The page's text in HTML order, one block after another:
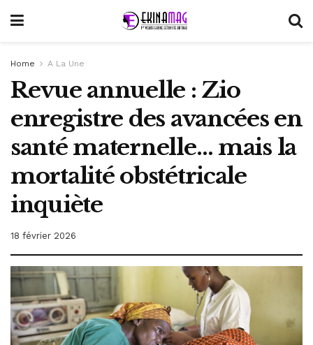
Home A La Une
Revue annuelle : Zio
enregistre des avancées en
santé maternelle… mais la
mortalité obstétricale
inquiète
18 février 2026